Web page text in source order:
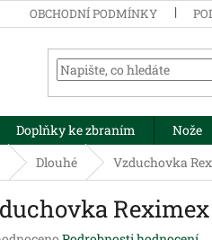
OBCHODNÍ PODMÍNKY
Doplňky ke zbraním Nože
Dlouhé Vzduchovka